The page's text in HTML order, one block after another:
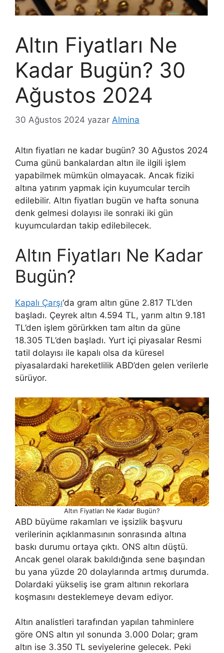
Altın Fiyatları Ne
Kadar Bugün? 30
Ağustos 2024
30 Ağustos 2024 yazar Almina
Altın fiyatları ne kadar bugün? 30 Ağustos 2024
Cuma günü bankalardan altın ile ilgili işlem
yapabilmek mümkün olmayacak. Ancak fiziki
altına yatırım yapmak için kuyumcular tercih
edilebilir. Altın fiyatları bugün ve hafta sonuna
denk gelmesi dolayısı ile sonraki iki gün
kuyumculardan takip edilebilecek.
Altın Fiyatları Ne Kadar
Bugün?
Kapalı Çarşı‘da gram altın güne 2.817 TL’den
başladı. Çeyrek altın 4.594 TL, yarım altın 9.181
TL’den işlem görürkken tam altın da güne
18.305 TL’den başladı. Yurt içi piyasalar Resmi
tatil dolayısı ile kapalı olsa da küresel
piyasalardaki hareketlilik ABD’den gelen verilerle
sürüyor.
Altın Fiyatları Ne Kadar Bugün?
ABD büyüme rakamları ve işsizlik başvuru
verilerinin açıklanmasının sonrasında altına
baskı durumu ortaya çıktı. ONS altın düştü.
Ancak genel olarak bakıldığında sene başından
bu yana yüzde 20 dolaylarında artmış durumda.
Dolardaki yükseliş ise gram altının rekorlara
koşmasını desteklemeye devam ediyor.
Altın analistleri tarafından yapılan tahminlere
göre ONS altın yıl sonunda 3.000 Dolar; gram
altın ise 3.350 TL seviyelerine gelecek. Peki